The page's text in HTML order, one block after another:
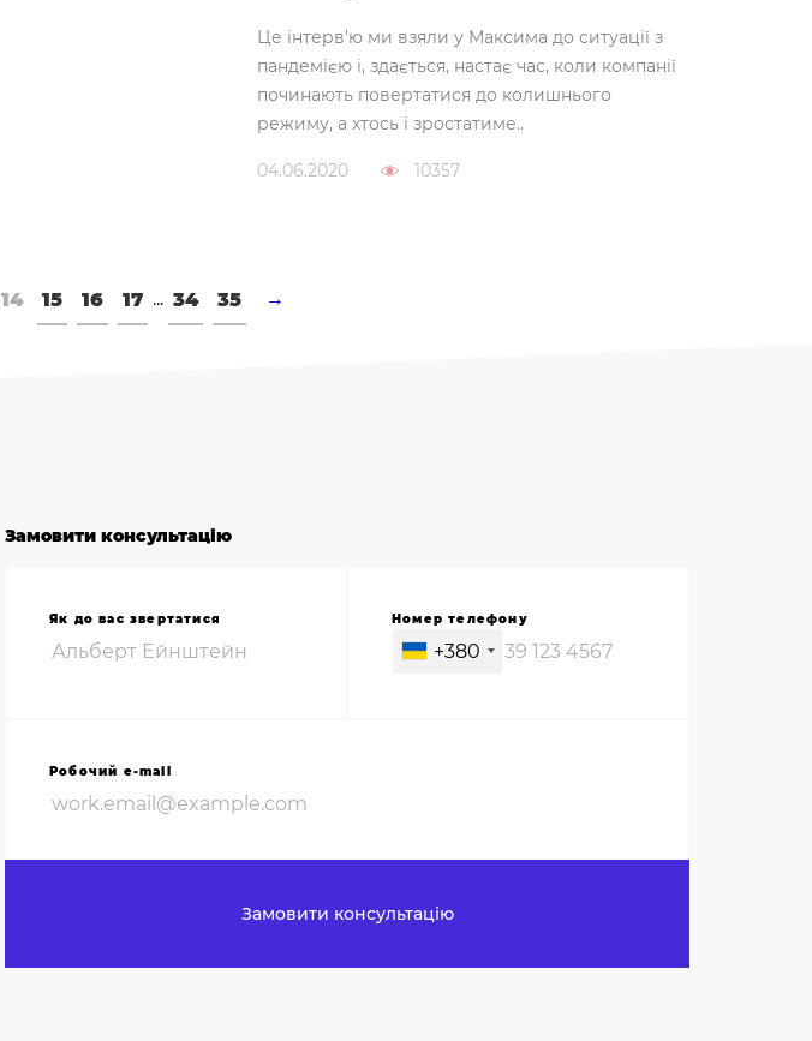
Це інтерв'ю ми взяли у Максима до ситуації з
пандемією і, здається, настає час, коли компанії
починають повертатися до колишнього
режиму, а хтось і зростатиме..
04.06.2020 10357
14 15 16 17 ... 34 35 →
Замовити консультацію
Як до вас звертатися Номер телефону
+380
Робочий e-mail
Замовити консультацію